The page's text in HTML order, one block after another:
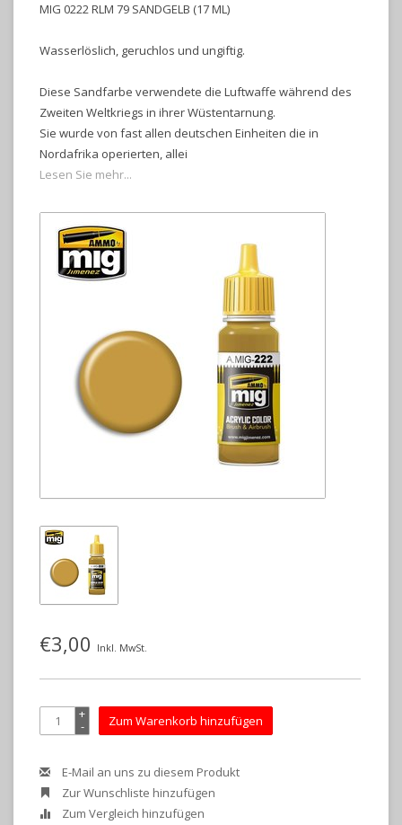
MIG 0222 RLM 79 SANDGELB (17 ML)
Wasserlöslich, geruchlos und ungiftig.
Diese Sandfarbe verwendete die Luftwaffe während des
Zweiten Weltkriegs in ihrer Wüstentarnung.
Sie wurde von fast allen deutschen Einheiten die in
Nordafrika operierten, allei
Lesen Sie mehr...
€3,00 Inkl. MwSt.
+
- Zum Warenkorb hinzufügen
E-Mail an uns zu diesem Produkt
Zur Wunschliste hinzufügen
Zum Vergleich hinzufügen